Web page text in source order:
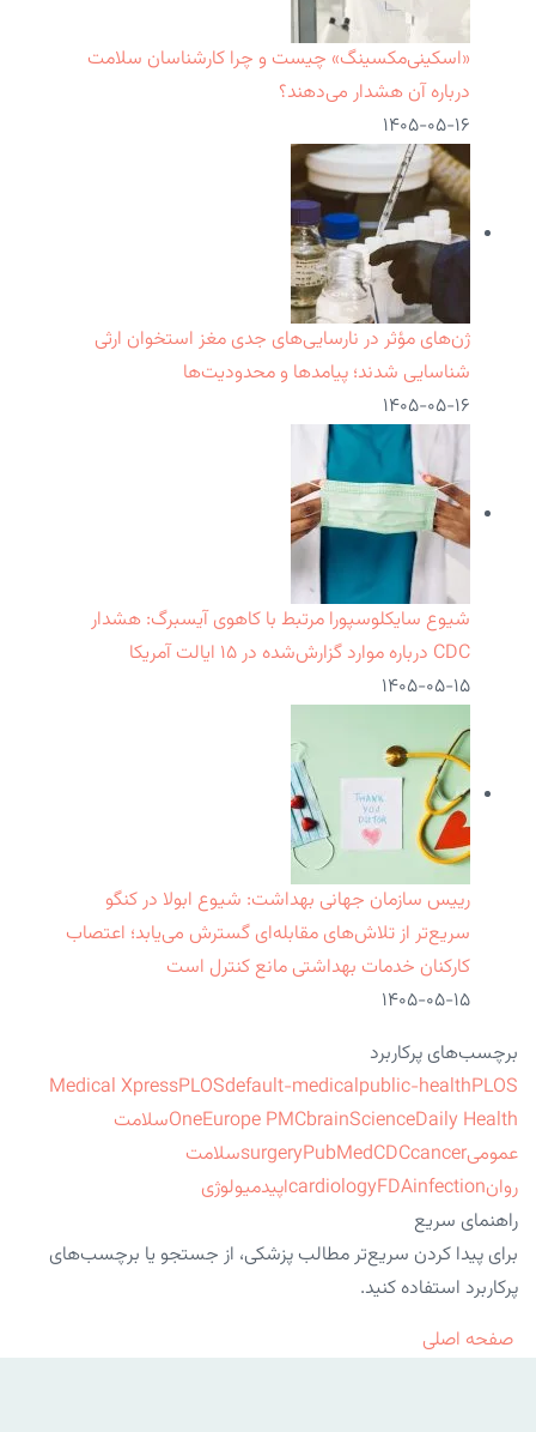
«اسکینی‌مکسینگ» چیست و چرا کارشناسان سلامت
درباره آن هشدار می‌دهند؟
۱۴۰۵-۰۵-۱۶
ژن‌های مؤثر در نارسایی‌های جدی مغز استخوان ارثی
شناسایی شدند؛ پیامدها و محدودیت‌ها
۱۴۰۵-۰۵-۱۶
شیوع سایکلوسپورا مرتبط با کاهوی آیسبرگ: هشدار
CDC درباره موارد گزارش‌شده در ۱۵ ایالت آمریکا
۱۴۰۵-۰۵-۱۵
رییس سازمان جهانی بهداشت: شیوع ابولا در کنگو
سریع‌تر از تلاش‌های مقابله‌ای گسترش می‌یابد؛ اعتصاب
کارکنان خدمات بهداشتی مانع کنترل است
۱۴۰۵-۰۵-۱۵
برچسب‌های پرکاربرد
Medical XpressPLOSdefault-medicalpublic-healthPLOS
OneEurope PMCbrainScienceDaily Health
سلامت
عمومی
surgeryPubMedCDCcancer
سلامت
روان
cardiologyFDAinfection
اپیدمیولوژی
راهنمای سریع
برای پیدا کردن سریع‌تر مطالب پزشکی، از جستجو یا برچسب‌های
پرکاربرد استفاده کنید.
صفحه اصلی